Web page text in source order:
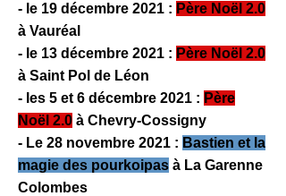
- le 19 décembre 2021 : Père Noël 2.0
à Vauréal
- le 13 décembre 2021 : Père Noël 2.0
à Saint Pol de Léon
- les 5 et 6 décembre 2021 : Père
Noël 2.0 à Chevry-Cossigny
- Le 28 novembre 2021 : Bastien et la
magie des pourkoipas à La Garenne
Colombes